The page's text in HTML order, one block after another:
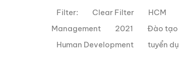
Filter: Clear Filter HCM
Management
2021 Đào tạo
Human Development
tuyển